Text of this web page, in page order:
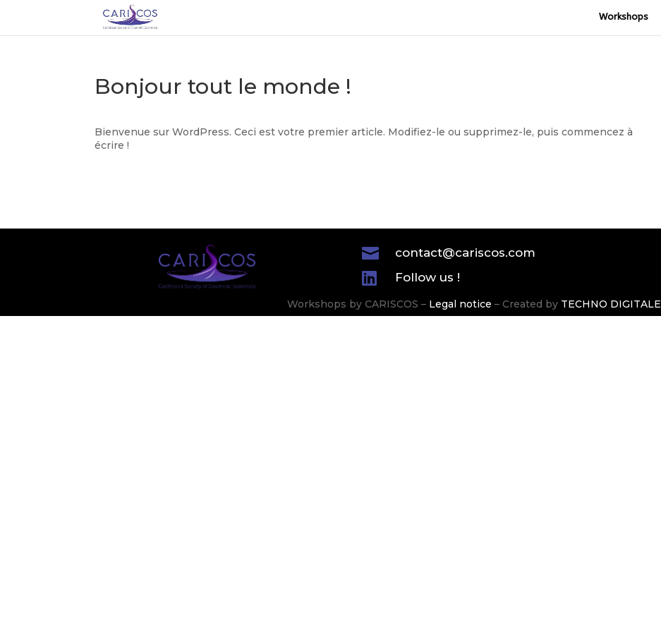
Workshops
Bonjour tout le monde !
Bienvenue sur WordPress. Ceci est votre premier article. Modifiez-le ou supprimez-le, puis commencez à
écrire !
 contact@cariscos.com
 Follow us !
Workshops by CARISCOS – Legal notice – Created by TECHNO DIGITALE